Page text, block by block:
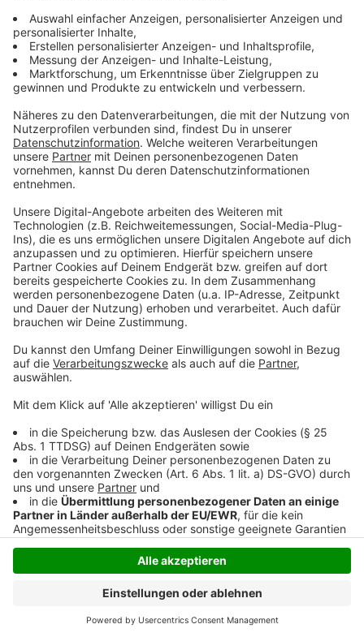
Anzeige
Anzeige
Den Gehweg müssen Anlieger selber streuen
Anzeige
Die Betriebe sind aber nicht für alle Straßen und Wege
gibt, in denen Straßen NRW, der Kreis Wesel oder die
Bürger selber zuständig sind. Zum Beispiel den
Gehweg vor der eigenen Haustür müssen Anlieger
mindestens einen Meter breit selber räumen und hier
auch streuen. Dafür stellt die Stadt Wesel an 43
Standorten extra Streusandkisten bereit.
Anzeige
Anzeige